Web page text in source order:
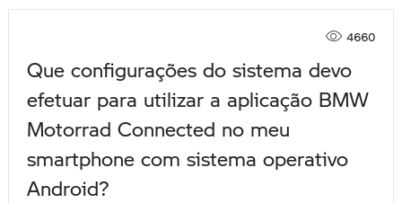
4660
Que configurações do sistema devo
efetuar para utilizar a aplicação BMW
Motorrad Connected no meu
smartphone com sistema operativo
Android?